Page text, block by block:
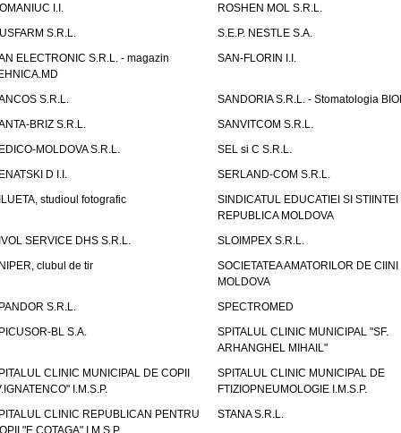
I.I.
ROSHEN MOL S.R.L.
S.R.L.
S.E.P. NESTLE S.A.
ELECTRONIC S.R.L. - magazin
SAN-FLORIN I.I.
S.R.L.
SANDORIA S.R.L. - Stomatologia
BRIZ S.R.L.
SANVITCOM S.R.L.
MOLDOVA S.R.L.
SEL si C S.R.L.
D I.I.
SERLAND-COM S.R.L.
studioul fotografic
SINDICATUL EDUCATIEI SI STIINTEI
REPUBLICA MOLDOVA
SERVICE DHS S.R.L.
SLOIMPEX S.R.L.
clubul de tir
SOCIETATEA AMATORILOR DE CIINI
MOLDOVA
S.R.L.
SPECTROMED
BL S.A.
SPITALUL CLINIC MUNICIPAL "SF.
ARHANGHEL MIHAIL"
CLINIC MUNICIPAL DE COPII
I.M.S.P.
SPITALUL CLINIC MUNICIPAL DE
FTIZIOPNEUMOLOGIE I.M.S.P.
CLINIC REPUBLICAN PENTRU
"E.COTAGA" I.M.S.P.
STANA S.R.L.